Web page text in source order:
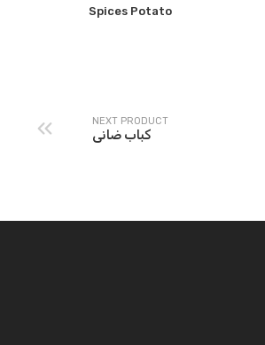
Spices Potato
NEXT PRODUCT
كباب ضانى